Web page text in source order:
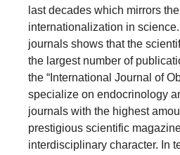
last decades which mirrors
internationalization in
journals shows that the
the largest number of
the “International Journal of
specialize on endocrinology
journals with the highest
prestigious scientific
interdisciplinary character. In